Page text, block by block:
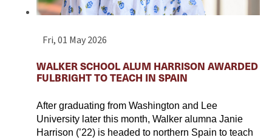
Fri, 01 May 2026
WALKER SCHOOL ALUM HARRISON AWARDED
FULBRIGHT TO TEACH IN SPAIN
After graduating from Washington and Lee
University later this month, Walker alumna Janie
Harrison (’22) is headed to northern Spain to teach